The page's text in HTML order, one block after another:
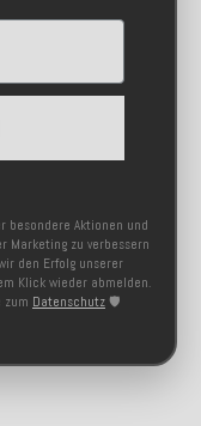
besondere Aktionen und
Marketing zu verbessern
den Erfolg unserer
Klick wieder abmelden.
zum Datenschutz 🛡️